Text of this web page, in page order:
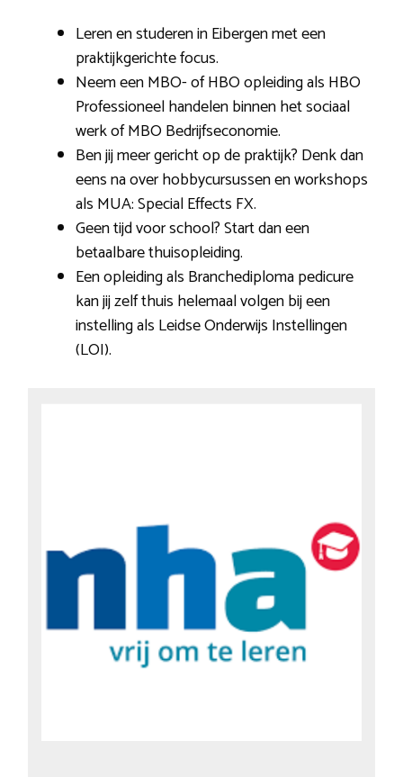
Leren en studeren in Eibergen met een
praktijkgerichte focus.
Neem een MBO- of HBO opleiding als HBO
Professioneel handelen binnen het sociaal
werk of MBO Bedrijfseconomie.
Ben jij meer gericht op de praktijk? Denk dan
eens na over hobbycursussen en workshops
als MUA: Special Effects FX.
Geen tijd voor school? Start dan een
betaalbare thuisopleiding.
Een opleiding als Branchediploma pedicure
kan jij zelf thuis helemaal volgen bij een
instelling als Leidse Onderwijs Instellingen
(LOI).